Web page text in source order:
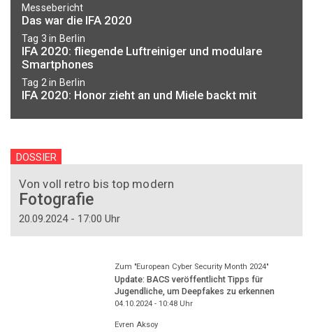
Messebericht
Das war die IFA 2020
Tag 3 in Berlin
IFA 2020: fliegende Luftreiniger und modulare
Smartphones
Tag 2 in Berlin
IFA 2020: Honor zieht an und Miele backt mit
DOSSIER
Von voll retro bis top modern
Fotografie
20.09.2024 - 17:00 Uhr
Zum "European Cyber Security Month 2024"
Update: BACS veröffentlicht Tipps für
Jugendliche, um Deepfakes zu erkennen
04.10.2024 - 10:48Uhr
Evren Aksoy